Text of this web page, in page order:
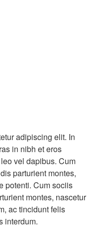
adipiscing elit. In
in nibh et eros
vel dapibus. Cum
parturient montes,
potenti. Cum sociis
montes, nascetur
ac tincidunt felis
interdum.